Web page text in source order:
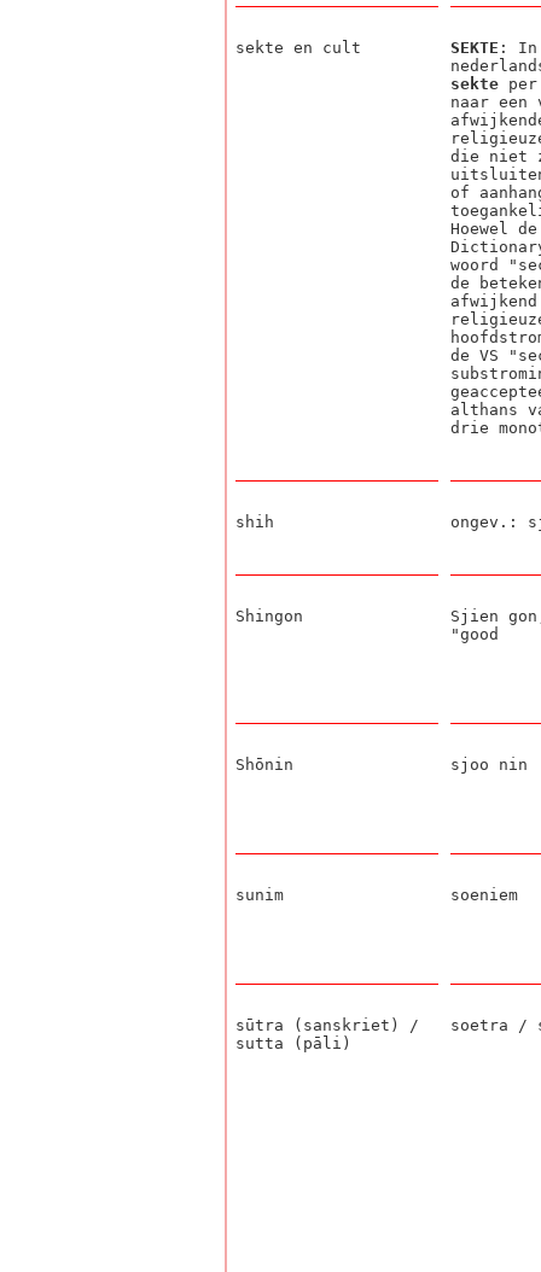
sekte en cult SEKTE : In
sekte
naar een
die niet
of
Hoewel
woord
de
afwijkend
de VS
althans
drie
shih ongev.:
Shingon
Sjien
"good
Shōnin sjoo nin
sunim soeniem
sūtra (sanskriet) /
sutta (pāli)
soetra /